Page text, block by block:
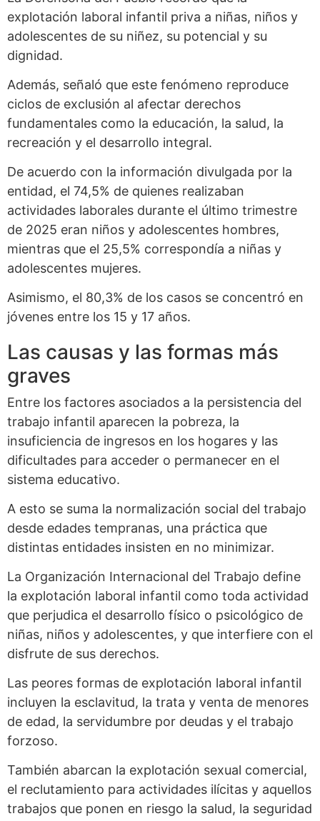
explotación laboral infantil priva a niñas, niños y
adolescentes de su niñez, su potencial y su
dignidad.
Además, señaló que este fenómeno reproduce
ciclos de exclusión al afectar derechos
fundamentales como la educación, la salud, la
recreación y el desarrollo integral.
De acuerdo con la información divulgada por la
entidad, el 74,5% de quienes realizaban
actividades laborales durante el último trimestre
de 2025 eran niños y adolescentes hombres,
mientras que el 25,5% correspondía a niñas y
adolescentes mujeres.
Asimismo, el 80,3% de los casos se concentró en
jóvenes entre los 15 y 17 años.
Las causas y las formas más
graves
Entre los factores asociados a la persistencia del
trabajo infantil aparecen la pobreza, la
insuficiencia de ingresos en los hogares y las
dificultades para acceder o permanecer en el
sistema educativo.
A esto se suma la normalización social del trabajo
desde edades tempranas, una práctica que
distintas entidades insisten en no minimizar.
La Organización Internacional del Trabajo define
la explotación laboral infantil como toda actividad
que perjudica el desarrollo físico o psicológico de
niñas, niños y adolescentes, y que interfiere con el
disfrute de sus derechos.
Las peores formas de explotación laboral infantil
incluyen la esclavitud, la trata y venta de menores
de edad, la servidumbre por deudas y el trabajo
forzoso.
También abarcan la explotación sexual comercial,
el reclutamiento para actividades ilícitas y aquellos
trabajos que ponen en riesgo la salud, la seguridad